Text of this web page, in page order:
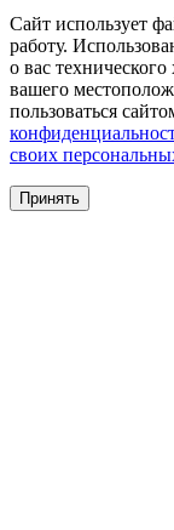
Сайт использует
работу.
о вас технического
вашего
пользоваться
своих
Принять